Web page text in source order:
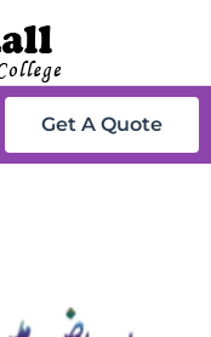
Get A Quote